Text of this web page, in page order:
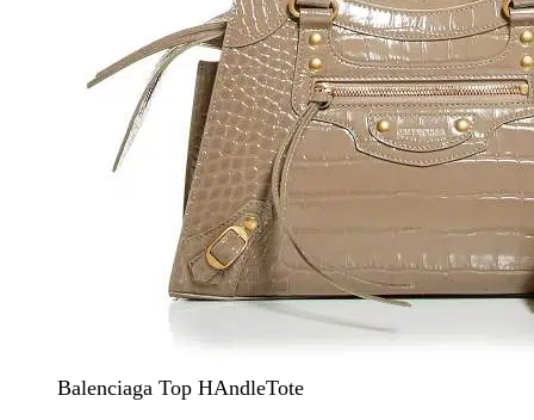
Balenciaga Top HAndleTote